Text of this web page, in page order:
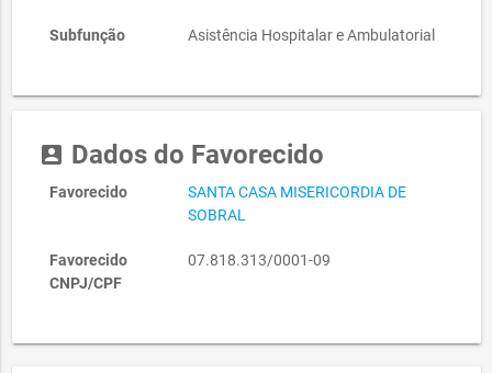
Subfunção Asistência Hospitalar e Ambulatorial
account_box Dados do Favorecido
Favorecido
SANTA CASA MISERICORDIA DE
SOBRAL
Favorecido
CNPJ/CPF
07.818.313/0001-09